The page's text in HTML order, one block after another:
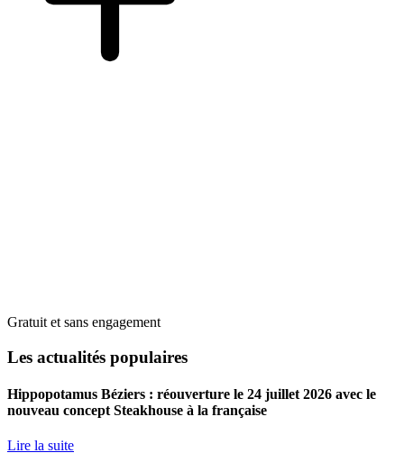
Gratuit et sans engagement
Les actualités populaires
Hippopotamus Béziers : réouverture le 24 juillet 2026 avec le
nouveau concept Steakhouse à la française
Lire la suite